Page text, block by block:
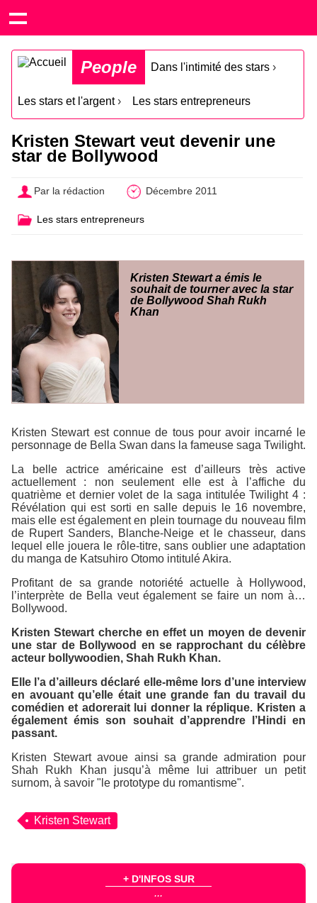
People Dans l'intimité des stars ›
Les stars et l'argent› Les stars entrepreneurs
Kristen Stewart veut devenir une
star de Bollywood
Par la rédaction Décembre 2011
Les stars entrepreneurs
Kristen Stewart a émis le
souhait de tourner avec la star
de Bollywood Shah Rukh
Khan
Kristen Stewart est connue de tous pour avoir incarné le
personnage de Bella Swan dans la fameuse saga Twilight.
La belle actrice américaine est d’ailleurs très active
actuellement : non seulement elle est à l’affiche du
quatrième et dernier volet de la saga intituléeTwilight 4 :
Révélation qui est sorti en salle depuis le 16 novembre,
mais elle est également en plein tournage du nouveau film
de Rupert Sanders, Blanche-Neige et le chasseur, dans
lequel elle jouera le rôle-titre, sans oublier une adaptation
du manga de Katsuhiro Otomo intituléAkira.
Profitant de sa grande notoriété actuelle à Hollywood,
l’interprète de Bella veut également se faire un nom à…
Bollywood.
Kristen Stewart cherche en effet un moyen de devenir
une star de Bollywood en se rapprochant du célèbre
acteur bollywoodien, Shah Rukh Khan.
Elle l’a d’ailleurs déclaré elle-même lors d’une interview
en avouant qu’elle était une grande fan du travail du
comédien et adorerait lui donner la réplique. Kristen a
également émis son souhait d’apprendre l’Hindi en
passant.
Kristen Stewart avoue ainsi sa grande admiration pour
Shah Rukh Khan jusqu’à même lui attribuer un petit
surnom, à savoir "le prototype du romantisme".
Kristen Stewart
+ D'INFOS SUR
...